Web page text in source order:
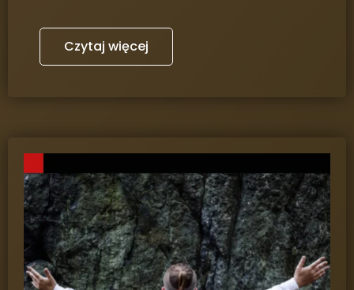
Czytaj więcej